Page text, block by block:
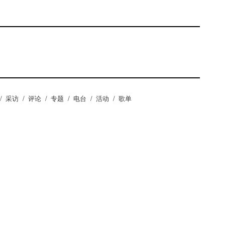
/ 采访 / 评论 / 专题 / 电台 / 活动 / 歌单